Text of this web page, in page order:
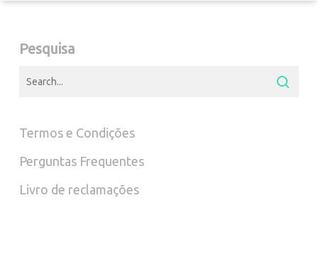
Pesquisa
Termos e Condições
Perguntas Frequentes
Livro de reclamações